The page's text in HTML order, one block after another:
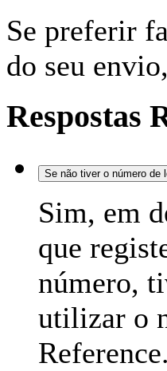
Se preferir
do seu envio,
Respostas
Se não tiver o número
Sim, em
que
número,
utilizar o
Reference.